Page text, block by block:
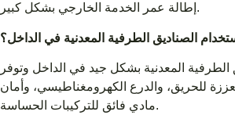
إطالة عمر الخدمة الخارجي بشكل كبير.
الصناديق الطرفية المعدنية في الداخل؟
الطرفية المعدنية بشكل جيد في الداخل وتوفر
للحريق، والدرع الكهرومغناطيسي، وأمان
مادي فائق للتركيبات الحساسة.